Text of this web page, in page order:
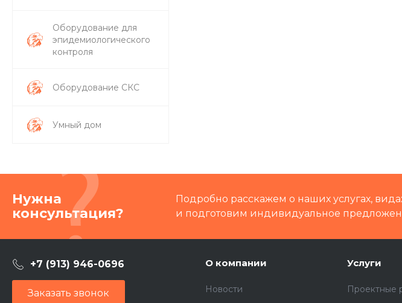
Оборудование для
эпидемиологического
контроля
Оборудование СКС
Умный дом
Нужна
консультация?
Подробно расскажем о наших услугах,
и подготовим индивидуальное
+7 (913) 946-0696
Заказать звонок
О компании
Новости
Услуги
Проектные